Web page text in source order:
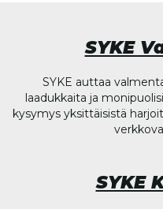
SYKE
SYKE auttaa
laadukkaita ja
kysymys yksittäisistä
SYKE